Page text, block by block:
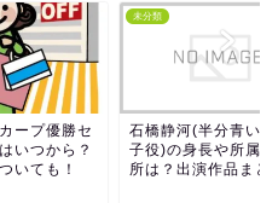
ープ優勝セ
いつから？
いても！
未分類
石橋静河(半分青い
子役)の身長や所属
所は？出演作品まと